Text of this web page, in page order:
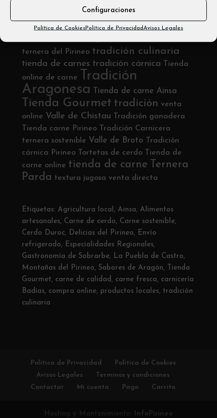
Configuraciones
Política de CookiesPolítica de PrivacidadAvisos Legales
Etiquetas
ternera del Pirineo tradición culinaria
tienda de carnes tradición cárnica
Tienda
online de carne
Tradición
Aragonesa
Tienda de carne Ainsa
Tienda Gourmet tradición venta
online Valle de Chistau
Tradición ganadera
Tienda carne Pirineo
Tradición Carnicera
ternera sostenible Valle de Broto
Tradición
cárnica Pirineo
Tortetas de cerdo
Tienda de
carne online tienda de carne
Ternera
Parda textura jugosa venta directa
Etiquetas: Agricultura local , Ainsa, Alimentos
artesanales, Carne de cerdo, Carne sostenible,
Cerdo Duroc, Delicias del Pirineo, Envío
refrigerado, Especialidades Regionales,
Gastronomía de Sobrarbe, La Puebla de Castro,
Montañas del Pirineo, Sabores de Aragón,
Tienda
Gourmet, carne de calidad , carne fresca, carnicería
Badías, compra online, productos locales, tradición
culinaria
Política de Privacidad
Política de Cookies
Avisos Legales
Terminos y condiciones
Contactar
Mi cuenta Pago Carrito